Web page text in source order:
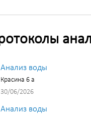
Анализ воды
Красина 6 а
30/06/2026
Анализ воды